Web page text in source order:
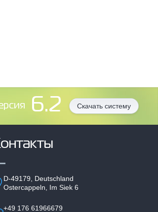
6.2 Скачать систему
D-49179, Deutschland
Ostercappeln, Im Siek 6
+49 176 61966679